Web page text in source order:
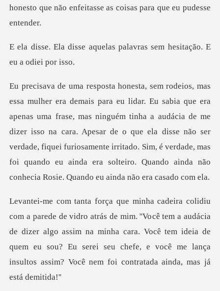
uelas palavras sem hesita
mas ninguém tinha a audácia de me
dizer isso na cara. Apesar de o que ela disse não ser
verdade, fiquei furiosamente irritado.
cê tem a audácia
de dizer algo assim na minha cara. Você tem ideia de
quem eu sou? Eu serei se